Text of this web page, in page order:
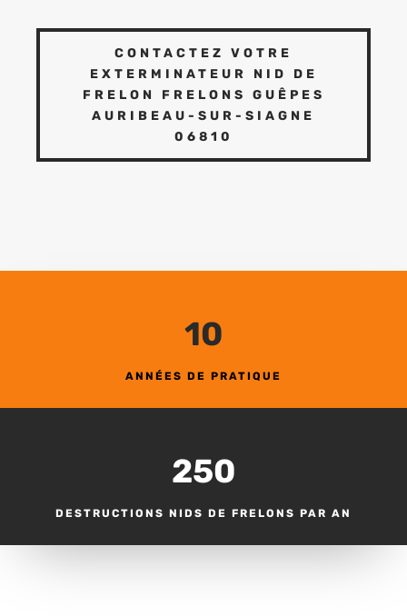
CONTACTEZ VOTRE
EXTERMINATEUR NID DE
FRELON FRELONS GUÊPES
AURIBEAU-SUR-SIAGNE
06810
10
ANNÉES DE PRATIQUE
250
DESTRUCTIONS NIDS DE FRELONS PAR AN